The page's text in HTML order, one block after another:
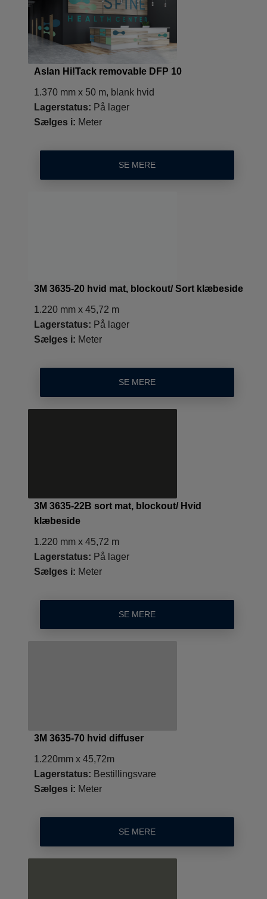
Aslan Hi!Tack removable DFP 10
1.370 mm x 50 m, blank hvid
Lagerstatus: På lager
Sælges i: Meter
SE MERE
3M 3635-20 hvid mat, blockout/ Sort klæbeside
1.220 mm x 45,72 m
Lagerstatus: På lager
Sælges i: Meter
SE MERE
3M 3635-22B sort mat, blockout/ Hvid
klæbeside
1.220 mm x 45,72 m
Lagerstatus: På lager
Sælges i: Meter
SE MERE
3M 3635-70 hvid diffuser
1.220mm x 45,72m
Lagerstatus: Bestillingsvare
Sælges i: Meter
SE MERE